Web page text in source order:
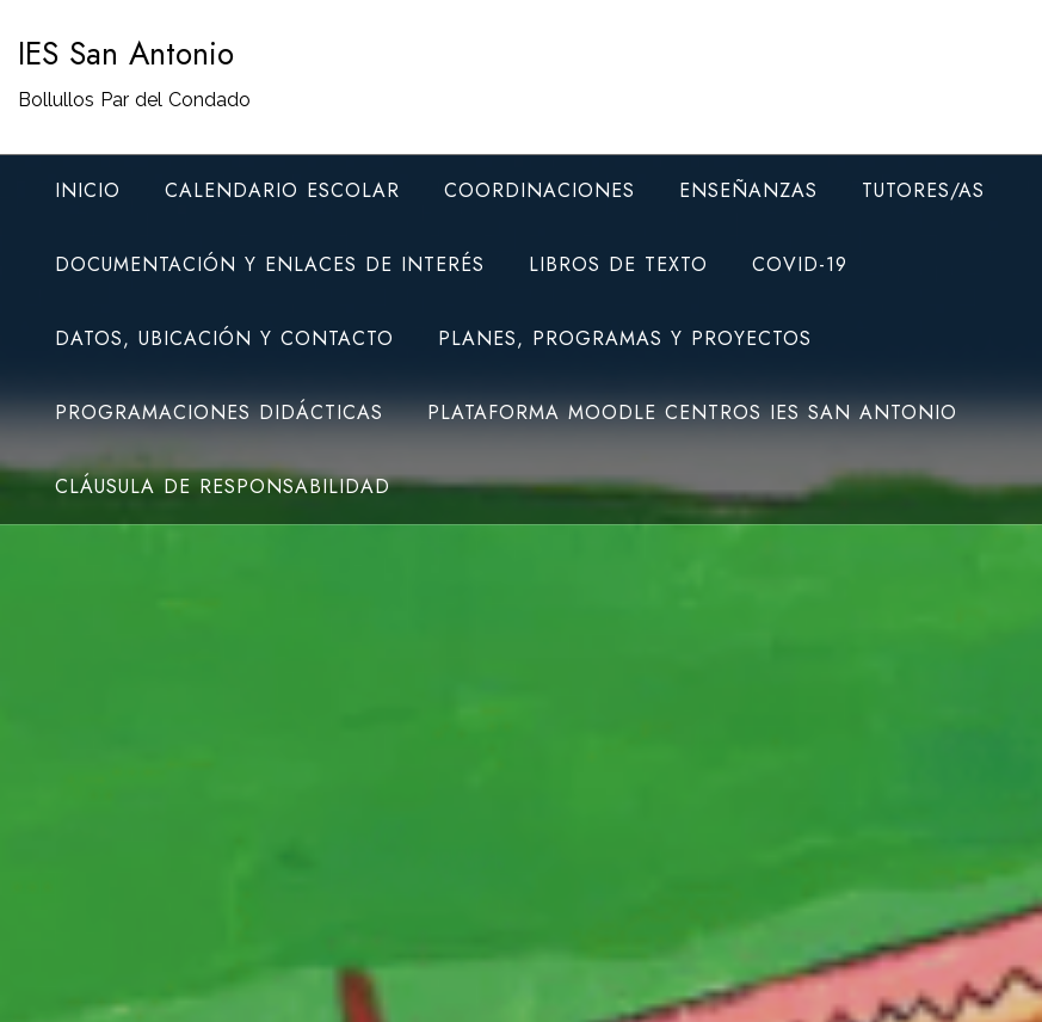
contenido
IES San Antonio
Bollullos Par del Condado
INICIO CALENDARIO ESCOLAR COORDINACIONES ENSEÑANZAS TUTORES/AS
DOCUMENTACIÓN Y ENLACES DE INTERÉS LIBROS DE TEXTO COVID-19
DATOS, UBICACIÓN Y CONTACTO PLANES, PROGRAMAS Y PROYECTOS
PROGRAMACIONES DIDÁCTICAS PLATAFORMA MOODLE CENTROS IES SAN ANTONIO
CLÁUSULA DE RESPONSABILIDAD